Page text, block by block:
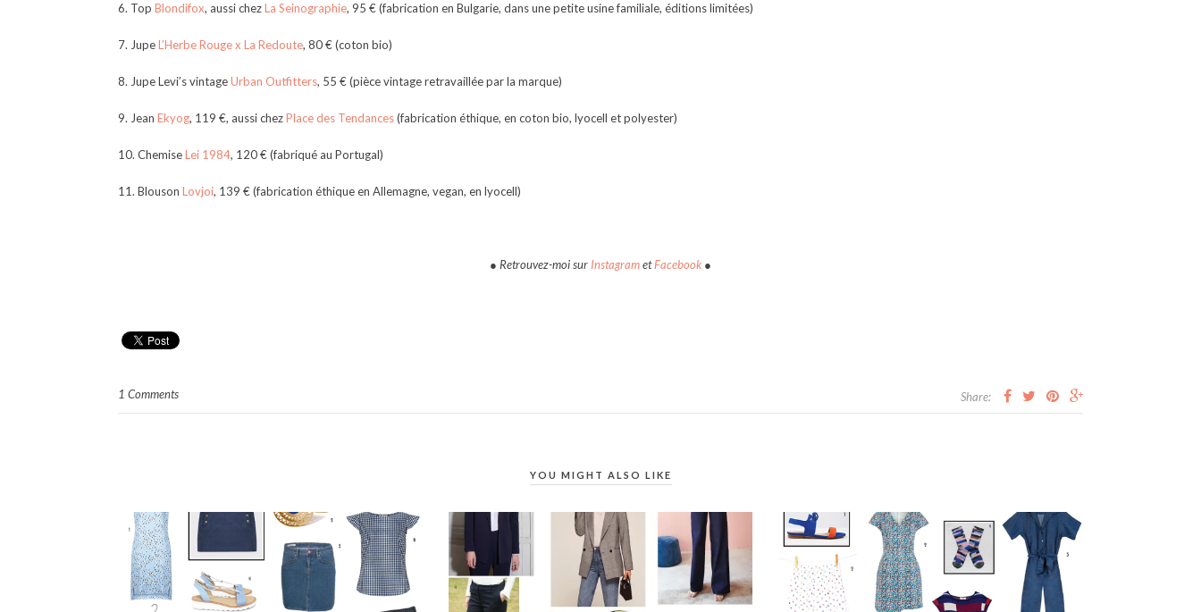
6. Top Blondifox, aussi chezLa Seinographie, 95 € (fabrication en Bulgarie, dans une petite usine familiale, éditions limitées)
7. JupeL’Herbe Rouge x La Redoute, 80 € (coton bio)
8. Jupe Levi’s vintageUrban Outfitters, 55 € (pièce vintage retravaillée par la marque)
9. Jean Ekyog, 119 €, aussi chezPlace des Tendances(fabrication éthique, en coton bio, lyocell et polyester)
10. ChemiseLei 1984, 120 € (fabriqué au Portugal)
11. Blouson Lovjoi, 139 € (fabrication éthique en Allemagne, vegan, en lyocell)
● Retrouvez-moi sur InstagrametFacebook ●
1 Comments Share:
YOU MIGHT ALSO LIKE